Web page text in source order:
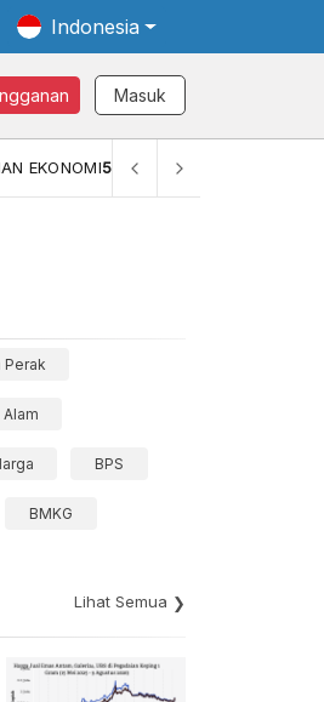
Indonesia
Masuk
5,11% PERTUMBUHAN
Perak
Alam
BPS
BMKG
Lihat Semua